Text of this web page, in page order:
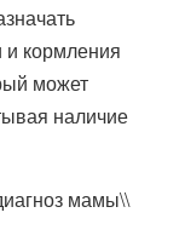
кормления
может
наличие
мамы\\